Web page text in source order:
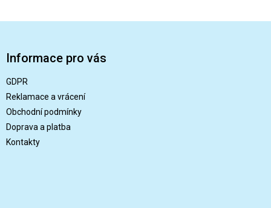
Informace pro vás
GDPR
Reklamace a vrácení
Obchodní podmínky
Doprava a platba
Kontakty